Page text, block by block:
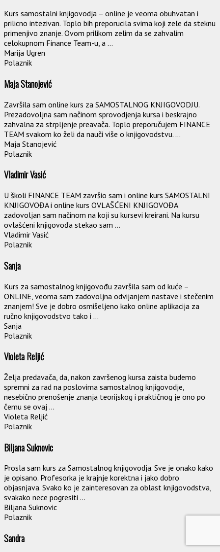
Kurs samostalni knjigovodja – online je veoma obuhvatan i
prilicno intezivan. Toplo bih preporucila svima koji zele da steknu
primenjivo znanje. Ovom prilikom zelim da se zahvalim
celokupnom Finance Team-u, a ...
Marija Ugren
Polaznik
Maja Stanojević
Završila sam online kurs za SAMOSTALNOG KNJIGOVODJU.
Prezadovoljna sam načinom sprovodjenja kursa i beskrajno
zahvalna za strpljenje preavača. Toplo preporučujem FINANCE
TEAM svakom ko želi da nauči više o knjigovodstvu. ...
Maja Stanojević
Polaznik
Vladimir Vasić
U školi FINANCE TEAM završio sam i online kurs SAMOSTALNI
KNJIGOVOĐA i online kurs OVLAŠĆENI KNJIGOVOĐA
zadovoljan sam načinom na koji su kursevi kreirani. Na kursu
ovlašćeni knjigovođa stekao sam ...
Vladimir Vasić
Polaznik
Sanja
Kurs za samostalnog knjigovođu završila sam od kuće –
ONLINE, veoma sam zadovoljna odvijanjem nastave i stečenim
znanjem! Sve je dobro osmišeljeno kako online aplikacija za
ručno knjigovodstvo tako i ...
Sanja
Polaznik
Violeta Reljić
Želja predavača, da, nakon završenog kursa zaista budemo
spremni za rad na poslovima samostalnog knjigovodje,
nesebično prenošenje znanja teorijskog i praktičnog je ono po
čemu se ovaj ...
Violeta Reljić
Polaznik
Biljana Suknovic
Prosla sam kurs za Samostalnog knjigovodja. Sve je onako kako
je opisano. Profesorka je krajnje korektna i jako dobro
objasnjava. Svako ko je zainteresovan za oblast knjigovodstva,
svakako nece pogresiti ...
Biljana Suknovic
Polaznik
Sandra